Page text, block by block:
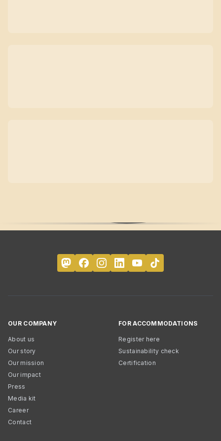
OUR COMPANY
About us
Our story
Our mission
Our impact
Press
Media kit
Career
Contact
FOR ACCOMMODATIONS
Register here
Sustainability check
Certification